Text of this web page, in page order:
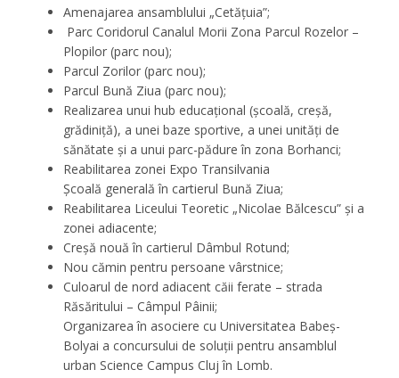
Amenajarea ansamblului „Cetățuia”;
Parc Coridorul Canalul Morii Zona Parcul Rozelor –
Plopilor (parc nou);
Parcul Zorilor (parc nou);
Parcul Bună Ziua (parc nou);
Realizarea unui hub educaţional (școală, creșă,
grădiniță), a unei baze sportive, a unei unităţi de
sănătate şi a unui parc-pădure în zona Borhanci;
Reabilitarea zonei Expo Transilvania
Şcoală generală în cartierul Bună Ziua;
Reabilitarea Liceului Teoretic „Nicolae Bălcescu” şi a
zonei adiacente;
Creşă nouă în cartierul Dâmbul Rotund;
Nou cămin pentru persoane vârstnice;
Culoarul de nord adiacent căii ferate – strada
Răsăritului – Câmpul Pâinii;
Organizarea în asociere cu Universitatea Babeș-
Bolyai a concursului de soluții pentru ansamblul
urban Science Campus Cluj în Lomb.